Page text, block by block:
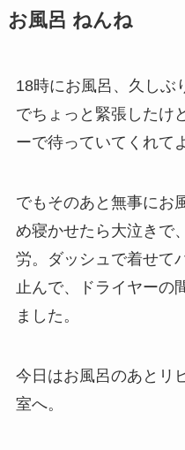
お風呂 ねんね
18時にお風呂、久しぶ
でちょっと緊張したけ
ーで待っていてくれて
でもそのあと無事にお
め寝かせたら大泣きで
労。ダッシュで着せて
止んで、ドライヤーの
ました。
今日はお風呂のあとリ
室へ。